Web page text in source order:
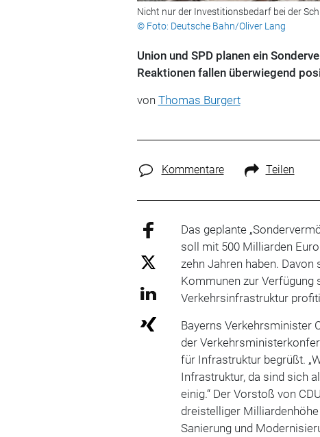
Nicht nur der Investitionsbedarf bei der
© Foto: Deutsche Bahn/Oliver Lang
Union und SPD planen ein
Reaktionen fallen überwiegend
von Thomas Burgert
Kommentare Teilen
Das geplante
soll mit 500 Milliarden
zehn Jahren haben.
Kommunen zur Verfügung
Verkehrsinfrastruktur
Bayerns Verkehrsminister
der
für Infrastruktur begrüßt.
Infrastruktur, da sind sich
einig.“ Der Vorstoß von
dreistelliger
Sanierung und